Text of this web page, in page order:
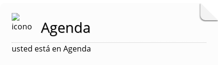
Agenda
usted está en Agenda